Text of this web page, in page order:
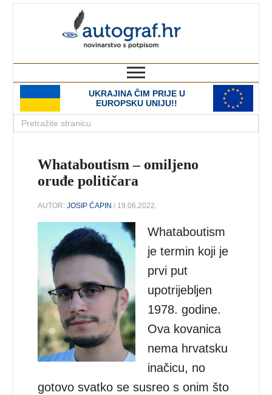
UKRAJINA ČIM PRIJE U
EUROPSKU UNIJU!!
Whataboutism – omiljeno
oruđe političara
AUTOR:JOSIP ĆAPIN / 19.06.2022.
Whataboutism
je termin koji je
prvi put
upotrijebljen
1978. godine.
Ova kovanica
nema hrvatsku
inačicu, no
gotovo svatko se susreo s onim što